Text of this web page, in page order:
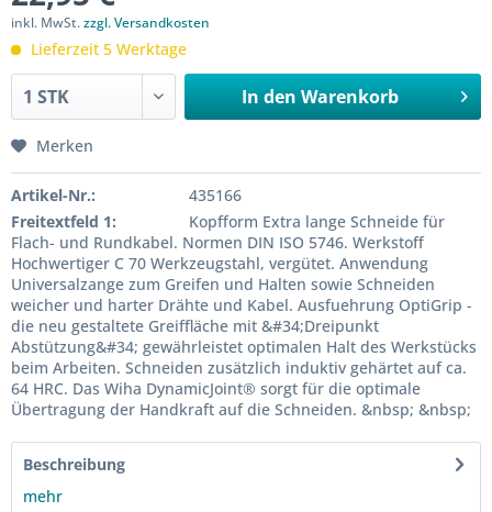
inkl. MwSt.zzgl. Versandkosten
Lieferzeit 5 Werktage
In den Warenkorb
Merken
Artikel-Nr.:
435166
Freitextfeld 1:
Kopfform Extra lange Schneide für
Flach- und Rundkabel. Normen DIN ISO 5746. Werkstoff
Hochwertiger C 70 Werkzeugstahl, vergütet. Anwendung
Universalzange zum Greifen und Halten sowie Schneiden
weicher und harter Drähte und Kabel. Ausfuehrung OptiGrip -
die neu gestaltete Greiffläche mit &#34;Dreipunkt
Abstützung&#34; gewährleistet optimalen Halt des Werkstücks
beim Arbeiten. Schneiden zusätzlich induktiv gehärtet auf ca.
64 HRC. Das Wiha DynamicJoint® sorgt für die optimale
Übertragung der Handkraft auf die Schneiden. &nbsp; &nbsp;
Beschreibung
mehr